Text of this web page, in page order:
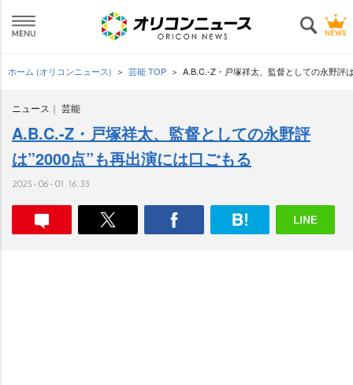
ホーム (オリコンニュース) 芸能 TOP A.B.C.-Z・戸塚祥太、監督としての永野評
ニュース 芸能
A.B.C.-Z・戸塚祥太、監督としての永野評
は”2000点”も再出演には口ごもる
2025-06-01 16:33